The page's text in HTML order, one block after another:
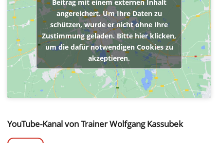
Beitrag mit einem externen Inhalt
angereichert. Um Ihre Daten zu
schützen, wurde er nicht ohne Ihre
Zustimmung geladen. Bitte hier klicken,
um die dafür notwendigen Cookies zu
akzeptieren.
YouTube-Kanal von Trainer Wolfgang Kassubek